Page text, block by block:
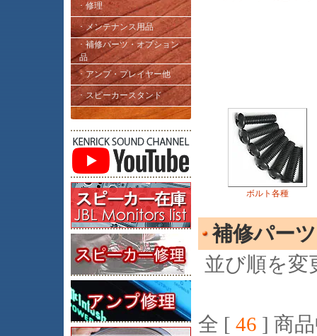
･ 修理
･ メンテナンス用品
･ 補修パーツ・オプション
品
･ アンプ・プレイヤー他
･ スピーカースタンド
ボルト各種
補修パー
並び順を変
全 [ 46 ] 商